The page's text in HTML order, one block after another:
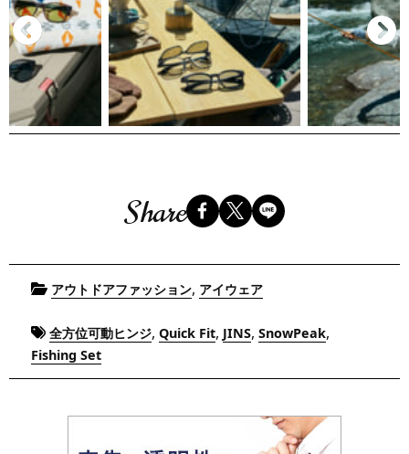
Share
Postedアウトドアファッション, アイウェア
Tagged
全方位可動ヒンジ, Quick Fit, JINS, SnowPeak,
Fishing Set